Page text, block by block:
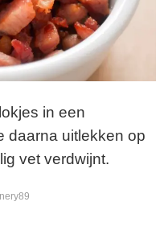
in een
daarna uitlekken op
vet verdwijnt.